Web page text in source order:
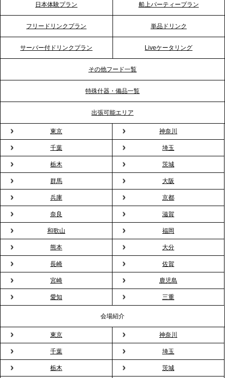
プレスリリースのご案内｜ケータリングのセカンド
テーブル、横浜事務所を新設。神奈川エリアのサー
ビス提供体制を強化し、質の高い「場づくり」をサ
TBS「Nスタ」で、2ndTable「1DISH」の花見オー
ドブルが紹介されました
2026.3.23
プレスリリースのご案内｜入社式の“そのまま懇親
ィスケータリング』という新しい活用法
2026.3.20
NHK「ニュースウオッチ9」で、2ndTable「室内花
見」が紹介されました
プレスリリースのご案内｜2026年、春の親睦は「花
粉レス」な室内花見。福利厚生としても注目され
る、快適で新しいお花見体験
2026.3.5
プレスリリースのご案内｜「室内お花見」の法人利
用が前年比4倍に急増。オフィスに桜が届く福利厚生
の新定番
日本体験プラン 船上パーティープラン
フリードリンクプラン 単品ドリンク
サーバー付ドリンクプラン Liveケータリング
その他フード一覧
特殊什器・備品一覧
出張可能エリア
東京 神奈川
千葉 埼玉
栃木 茨城
群馬 大阪
兵庫 京都
奈良 滋賀
和歌山 福岡
熊本 大分
長崎 佐賀
宮崎 鹿児島
愛知 三重
会場紹介
東京 神奈川
千葉 埼玉
栃木 茨城